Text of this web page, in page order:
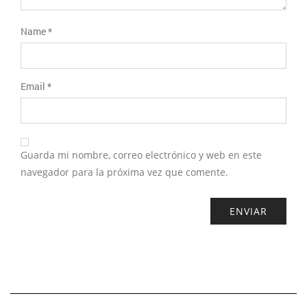
Name*
Email *
Guarda mi nombre, correo electrónico y web en este
navegador para la próxima vez que comente.